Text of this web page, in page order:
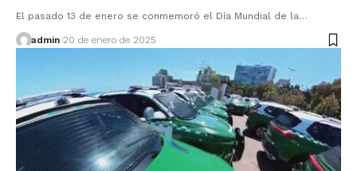
El pasado 13 de enero se conmemoró el Día Mundial de la…
admin 20 de enero de 2025